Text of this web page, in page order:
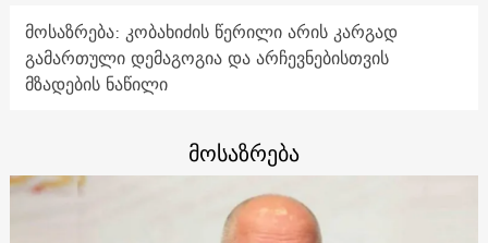
მოსაზრება: კობახიძის წერილი არის კარგად
გამართული დემაგოგია და არჩევნებისთვის
მზადების ნაწილი
მოსაზრება